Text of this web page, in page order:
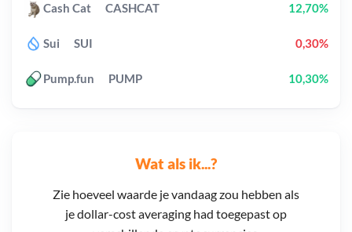
Wat als ik...?
Zie hoeveel waarde je vandaag zou hebben als
je dollar-cost averaging had toegepast op
Cash Cat CASHCAT 12,70%
Sui SUI 0,30%
Pump.fun PUMP 10,30%